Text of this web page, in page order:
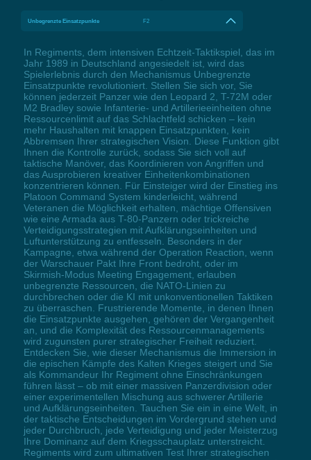
Unbegrenzte Einsatzpunkte F2
In Regiments, dem intensiven Echtzeit-Taktikspiel, das im
Jahr 1989 in Deutschland angesiedelt ist, wird das
Spielerlebnis durch den Mechanismus Unbegrenzte
Einsatzpunkte revolutioniert. Stellen Sie sich vor, Sie
können jederzeit Panzer wie den Leopard 2, T-72M oder
M2 Bradley sowie Infanterie- und Artillerieeinheiten ohne
Ressourcenlimit auf das Schlachtfeld schicken – kein
mehr Haushalten mit knappen Einsatzpunkten, kein
Abbremsen Ihrer strategischen Vision. Diese Funktion gibt
Ihnen die Kontrolle zurück, sodass Sie sich voll auf
taktische Manöver, das Koordinieren von Angriffen und
das Ausprobieren kreativer Einheitenkombinationen
konzentrieren können. Für Einsteiger wird der Einstieg ins
Platoon Command System kinderleicht, während
Veteranen die Möglichkeit erhalten, mächtige Offensiven
wie eine Armada aus T-80-Panzern oder trickreiche
Verteidigungsstrategien mit Aufklärungseinheiten und
Luftunterstützung zu entfesseln. Besonders in der
Kampagne, etwa während der Operation Reaction, wenn
der Warschauer Pakt Ihre Front bedroht, oder im
Skirmish-Modus Meeting Engagement, erlauben
unbegrenzte Ressourcen, die NATO-Linien zu
durchbrechen oder die KI mit unkonventionellen Taktiken
zu überraschen. Frustrierende Momente, in denen Ihnen
die Einsatzpunkte ausgehen, gehören der Vergangenheit
an, und die Komplexität des Ressourcenmanagements
wird zugunsten purer strategischer Freiheit reduziert.
Entdecken Sie, wie dieser Mechanismus die Immersion in
die epischen Kämpfe des Kalten Krieges steigert und Sie
als Kommandeur Ihr Regiment ohne Einschränkungen
führen lässt – ob mit einer massiven Panzerdivision oder
einer experimentellen Mischung aus schwerer Artillerie
und Aufklärungseinheiten. Tauchen Sie ein in eine Welt, in
der taktische Entscheidungen im Vordergrund stehen und
jeder Durchbruch, jede Verteidigung und jeder Meisterzug
Ihre Dominanz auf dem Kriegsschauplatz unterstreicht.
Regiments wird zum ultimativen Test Ihrer strategischen